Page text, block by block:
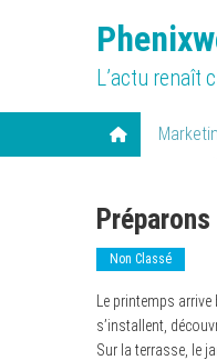
L’actu renaît
Non Classé
Le printemps
s’installent,
Sur la terrasse, le